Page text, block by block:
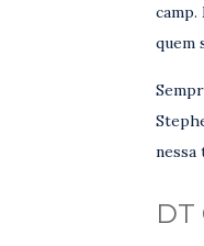
quem
nessa